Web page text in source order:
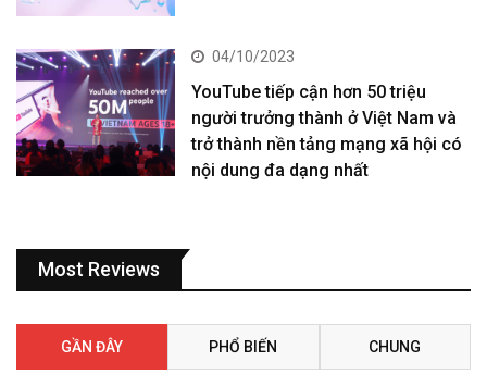
04/10/2023
YouTube tiếp cận hơn 50 triệu
người trưởng thành ở Việt Nam và
trở thành nền tảng mạng xã hội có
nội dung đa dạng nhất
Most Reviews
GẦN ĐÂY PHỔ BIẾN CHUNG